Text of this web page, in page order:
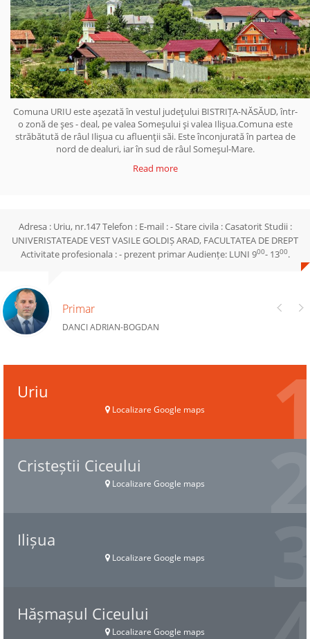
Comuna URIU este aşezată în vestul judeţului BISTRIȚA-NĂSĂUD, într-
o zonă de şes - deal, pe valea Someşului şi valea Ilişua.Comuna este
străbătută de râul Ilişua cu afluenţii săi. Este înconjurată în partea de
nord de dealuri, iar în sud de râul Someşul-Mare.
Read more
Adresa : Uriu, nr.147 Telefon : E-mail : - Stare civila : Casatorit Studii :
UNIVERISTATEADE VEST VASILE GOLDIȘ ARAD, FACULTATEA DE DREPT
Activitate profesionala : - prezent primar Audiențe: LUNI 900- 1300.
Primar
DANCI ADRIAN-BOGDAN
Uriu
Localizare Google maps
Cristeștii Ciceului
Localizare Google maps
Ilișua
Localizare Google maps
Hășmașul Ciceului
Localizare Google maps